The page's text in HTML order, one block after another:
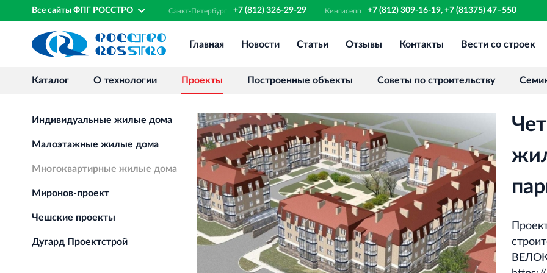
Все сайты ФПГ РОССТРО Санкт‐Петербург +7 (812) 326-29-29 Кингисепп +7 (812) 309-16-19, +7 (81375) 47–550
Финансово‐промышленная группа
Аренда недвижимости в Санкт‐
Научно‐исследовательский институт
ЛЕННИИПРОЕКТ
Проектный институт по жилищно‐
гражданскому строительству
Испытательный комплекс ПКТИ
Многофункцинальный испытательный
комплекс
Главная Новости Статьи Отзывы Контакты Вести со строек
Каталог О технологии Проекты Построенные объекты Советы по строительству
Индивидуальные жилые дома
Малоэтажные жилые дома
Многоквартирные жилые дома
Миронов-проект
Чешские проекты
Дугард Проектстрой